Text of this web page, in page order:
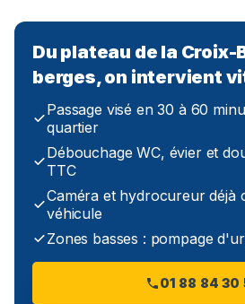
Du plateau de la Croix-
berges, on intervient
Passage visé en 30 à 60
quartier
Débouchage WC, évier et
TTC
Caméra et hydrocureur déjà
véhicule
Zones basses : pompage
01 88 84 30